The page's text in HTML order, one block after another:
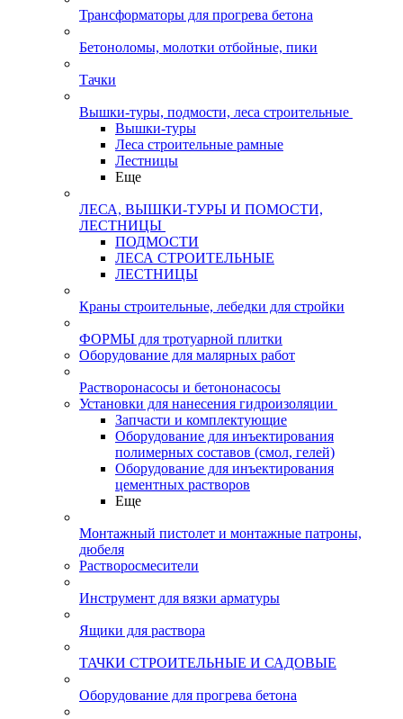
Трансформаторы для прогрева бетона
Бетоноломы, молотки отбойные, пики
Тачки
Вышки-туры, подмости, леса строительные
Вышки-туры
Леса строительные рамные
Лестницы
Еще
ЛЕСА, ВЫШКИ-ТУРЫ И ПОМОСТИ,
ЛЕСТНИЦЫ
ПОДМОСТИ
ЛЕСА СТРОИТЕЛЬНЫЕ
ЛЕСТНИЦЫ
Краны строительные, лебедки для стройки
ФОРМЫ для тротуарной плитки
Оборудование для малярных работ
Растворонасосы и бетононасосы
Установки для нанесения гидроизоляции
Запчасти и комплектующие
Оборудование для инъектирования
полимерных составов (смол, гелей)
Оборудование для инъектирования
цементных растворов
Еще
Монтажный пистолет и монтажные патроны,
дюбеля
Растворосмесители
Инструмент для вязки арматуры
Ящики для раствора
ТАЧКИ СТРОИТЕЛЬНЫЕ И САДОВЫЕ
Оборудование для прогрева бетона